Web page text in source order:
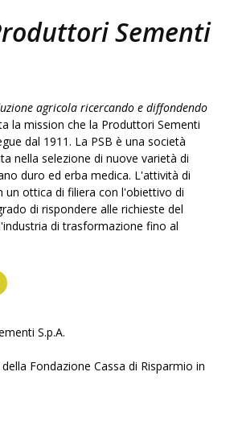
Sementi
agricola ricercando e diffondendo
la mission che la Produttori Sementi
dal 1911. La PSB è una società
nella selezione di nuove varietà di
duro ed erba medica. L'attività di
un ottica di filiera con l'obiettivo di
di rispondere alle richieste del
di trasformazione fino al
S.p.A.
della Fondazione Cassa di Risparmio in